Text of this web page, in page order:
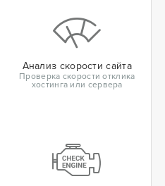
Анализ скорости сайта
Проверка скорости отклика
хостинга или сервера